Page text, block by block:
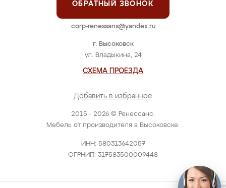
2015 - 2026 © Ренессанс.
Мебель от производителя в Высоковске.
ИНН: 580313642057
ОГРНИП: 317583500009448
г. Высоковск
ул. Владыкина, 24
СХЕМА ПРОЕЗДА
Добавить в избранное
ОБРАТНЫЙ ЗВОНОК
corp-renessans@yandex.ru